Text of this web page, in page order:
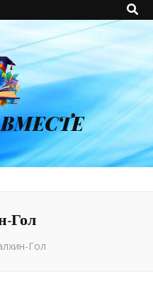
Гол
Гол